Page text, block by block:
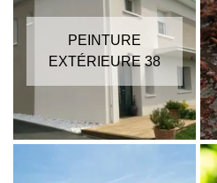
PEINTURE
EXTÉRIEURE 38